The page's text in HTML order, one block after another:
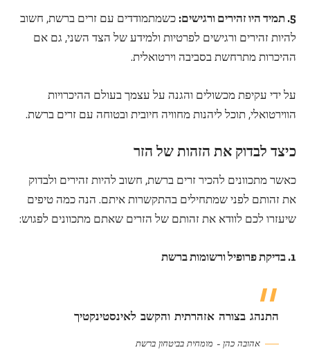
5. תמיד היו זהירים ורגישים:
כשמתמודדים עם זרים ברשת, חשוב
להיות זהירים ורגישים לפרטיות ולמידע של הצד השני, גם אם
ההיכרות מתרחשת בסביבה וירטואלית.
על ידי עקיפת מכשולים והגנה על עצמך בעולם ההיכרויות
הווירטואלי, תוכל ליהנות מחוויה חיובית ובטוחה עם זרים ברשת.
כיצד לבדוק את הזהות של הזר
כאשר מתכוונים להכיר זרים ברשת, חשוב להיות זהירים ולבדוק
את זהותם לפני שמתחילים בהתקשרות איתם. הנה כמה טיפים
שיעזרו לכם לוודא את זהותם של הזרים שאתם מתכוונים לפגוש:
1. בדיקת פרופיל ורשומות ברשת
התנהג בצורה אזהרתית והקשב לאינסטינקטיך
אהובה כהן – מומחית בביטחון ברשת